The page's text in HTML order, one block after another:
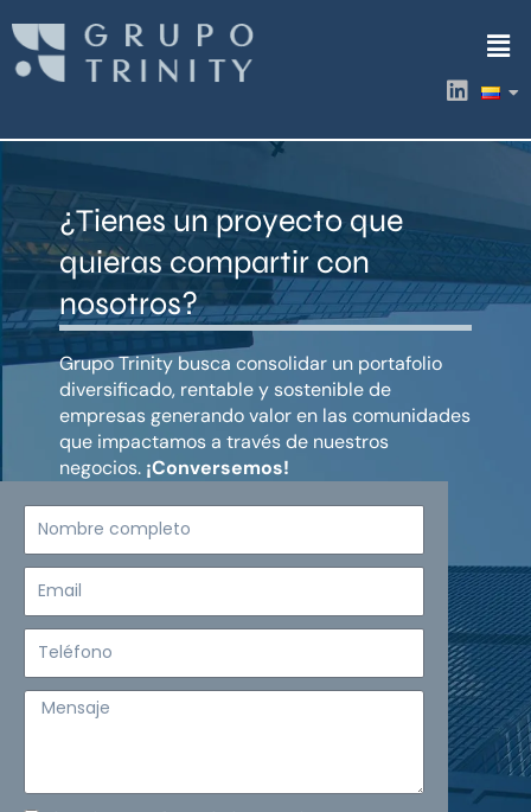
contenido
L
i
k
i
¿Tienes un proyecto que
quieras compartir con
nosotros?
Grupo Trinity busca consolidar un portafolio
diversificado, rentable y sostenible de
empresas generando valor en las comunidades
que impactamos a través de nuestros
negocios. ¡Conversemos!
Mensaje